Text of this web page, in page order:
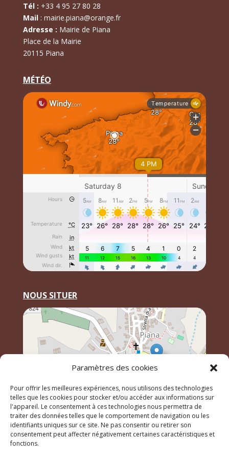
Paramètres des cookies
Pour offrir les meilleures expériences, nous utilisons des technologies
telles que les cookies pour stocker et/ou accéder aux informations sur
l'appareil. Le consentement à ces technologies nous permettra de
traiter des données telles que le comportement de navigation ou les
identifiants uniques sur ce site. Ne pas consentir ou retirer son
consentement peut affecter négativement certaines caractéristiques et
fonctions.
Tél : +33 4 95 27 80 28
Mail: mairie.piana@orange.fr
Adresse : Mairie de Piana
Place de la Mairie
20115 Piana
MÉTÉO
NOUS SITUER
Leaflet, \r\n©OpenStreetMapcontributeurs